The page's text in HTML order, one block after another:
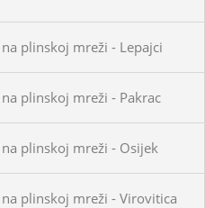
plinskoj mreži - Lepajci
plinskoj mreži - Pakrac
plinskoj mreži - Osijek
plinskoj mreži - Virovitica